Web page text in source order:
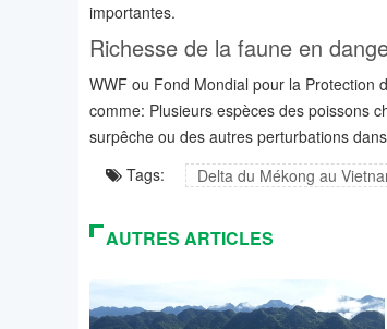
importantes.
Richesse de la faune en
WWF ou Fond Mondial pour la Protection
comme: Plusieurs espèces des poissons
surpêche ou des autres perturbations
Tags:
Delta du Mékong au
AUTRES ARTICLES